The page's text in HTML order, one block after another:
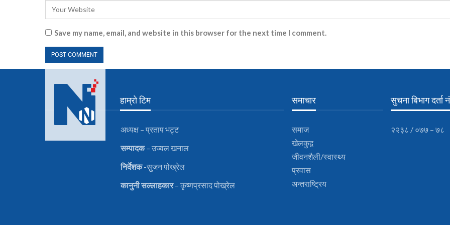
Save my name, email, and website in this browser for the next time I comment.
हाम्रो टिम
अध्यक्ष – प्रताप भट्ट
सम्पादक– उज्वल खनाल
निर्देशक-सुजन पोख्रेल
कानुनीसल्लाहकार– कृष्णप्रसाद पोख्रेल
समाचार
समाज
खेलकुद़़
जीवनशैली/स्वास्थ्य
प्रवास
अन्तराष्ट्रिय
सुचना बिभाग दर्ता
२२३८ / ०७७ – ७८